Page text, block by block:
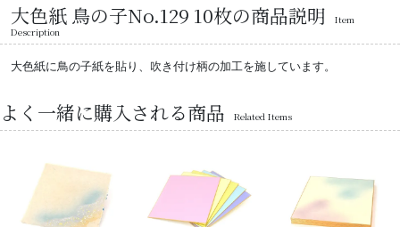
大色紙 鳥の子No.129 10枚の商品説明
Item
Description
大色紙に鳥の子紙を貼り、吹き付け柄の加工を施しています。
よく一緒に購入される商品 Related Items